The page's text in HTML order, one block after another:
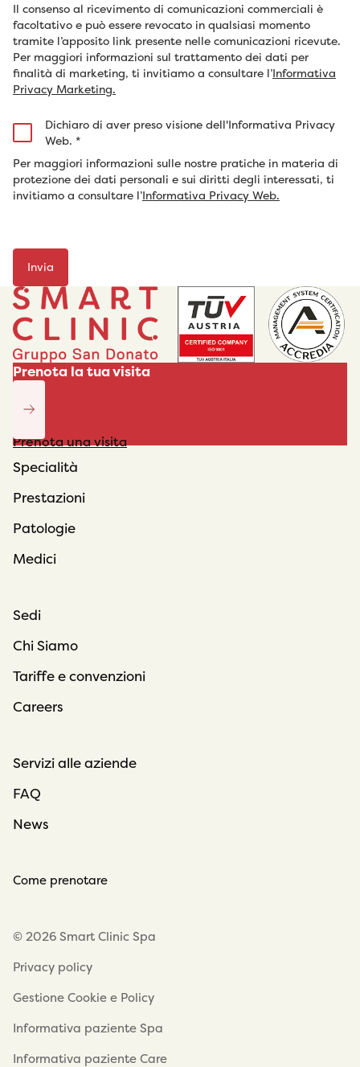
Il consenso al ricevimento di comunicazioni commerciali è
facoltativo e può essere revocato in qualsiasi momento
tramite l’apposito link presente nelle comunicazioni ricevute.
Per maggiori informazioni sul trattamento dei dati per
finalità di marketing, ti invitiamo a consultare l’Informativa
Privacy Marketing.
Dichiaro di aver preso visione dell'Informativa Privacy
Web. *
Per maggiori informazioni sulle nostre pratiche in materia di
protezione dei dati personali e sui diritti degli interessati, ti
invitiamo a consultare l’Informativa Privacy Web.
Prenota la tua visita
Prenota una visita
Specialità
Prestazioni
Patologie
Medici
Sedi
Chi Siamo
Tariffe e convenzioni
Careers
Servizi alle aziende
FAQ
News
Come prenotare
© 2026 Smart Clinic Spa
Privacy policy
Gestione Cookie e Policy
Informativa paziente Spa
Informativa paziente Care